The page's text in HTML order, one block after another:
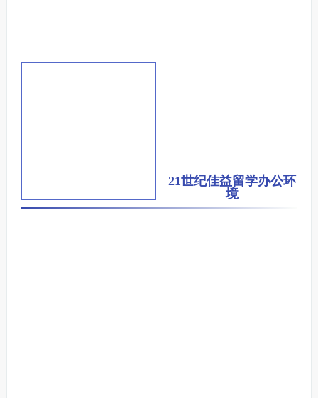
21世纪佳益留学办公环
境